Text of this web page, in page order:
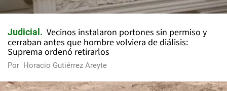
Judicial
Vecinos instalaron portones sin permiso y
cerraban antes que hombre volviera de diálisis:
Suprema ordenó retirarlos
Por Horacio Gutiérrez Areyte